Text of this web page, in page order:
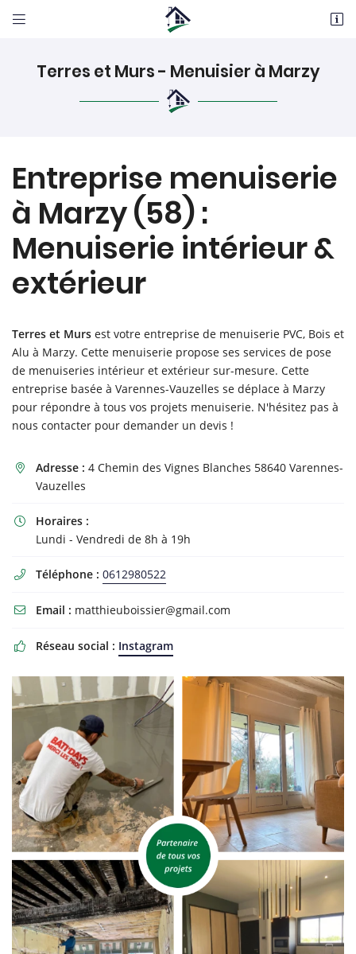
 
4 Chemin des Vignes Blanches
06 12 98 05 22
 Adresse email de réception
En cochant cette case, vous consentez à recevoir nos propositions commerciales à
l'adresse email indiqué ci-dessus. Vous pouvez vous désinscrire à tout moment en
INSCRIPTION
Terres et Murs - Menuisier à Marzy
Entreprise menuiserie
à Marzy (58) :
Menuiserie intérieur &
extérieur
Terres et Murs est votre entreprise de menuiserie PVC, Bois et
Alu à Marzy. Cette menuiserie propose ses services de pose
de menuiseries intérieur et extérieur sur-mesure. Cette
entreprise basée à Varennes-Vauzelles se déplace à Marzy
pour répondre à tous vos projets menuiserie. N'hésitez pas à
nous contacter pour demander un devis !
 Adresse : 4 Chemin des Vignes Blanches 58640 Varennes-
Vauzelles

Horaires :
Lundi - Vendredi de 8h à 19h
 Téléphone : 0612980522
 Email : matthieuboissier@gmail.com
 Réseau social : Instagram